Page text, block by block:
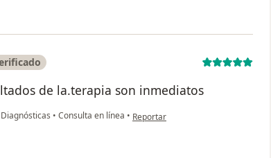
de la.terapia son inmediatos
• Consulta en línea • en opinión del usuario Olga
Reportar